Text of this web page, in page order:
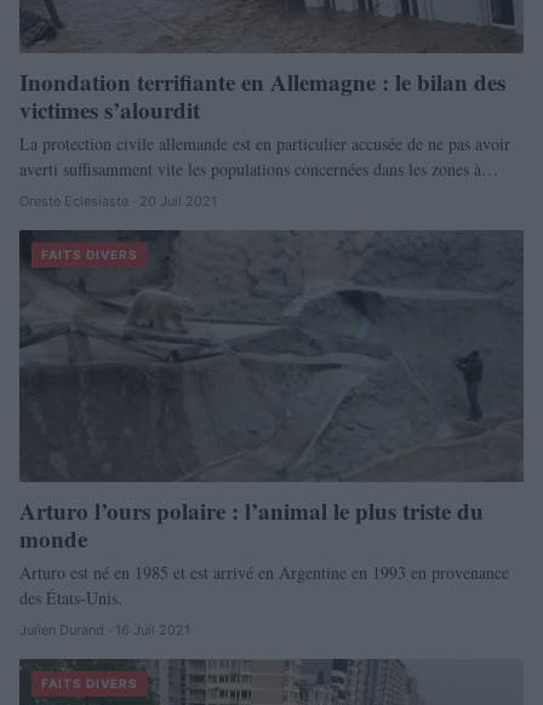
Inondation terrifiante en Allemagne : le bilan des
victimes s’alourdit
La protection civile allemande est en particulier accusée de ne pas avoir
averti suffisamment vite les populations concernées dans les zones à…
Oreste Eclesiaste · 20 Juil 2021
FAITS DIVERS
Arturo l’ours polaire : l’animal le plus triste du
monde
Arturo est né en 1985 et est arrivé en Argentine en 1993 en provenance
des États-Unis.
Julien Durand · 16 Juil 2021
FAITS DIVERS